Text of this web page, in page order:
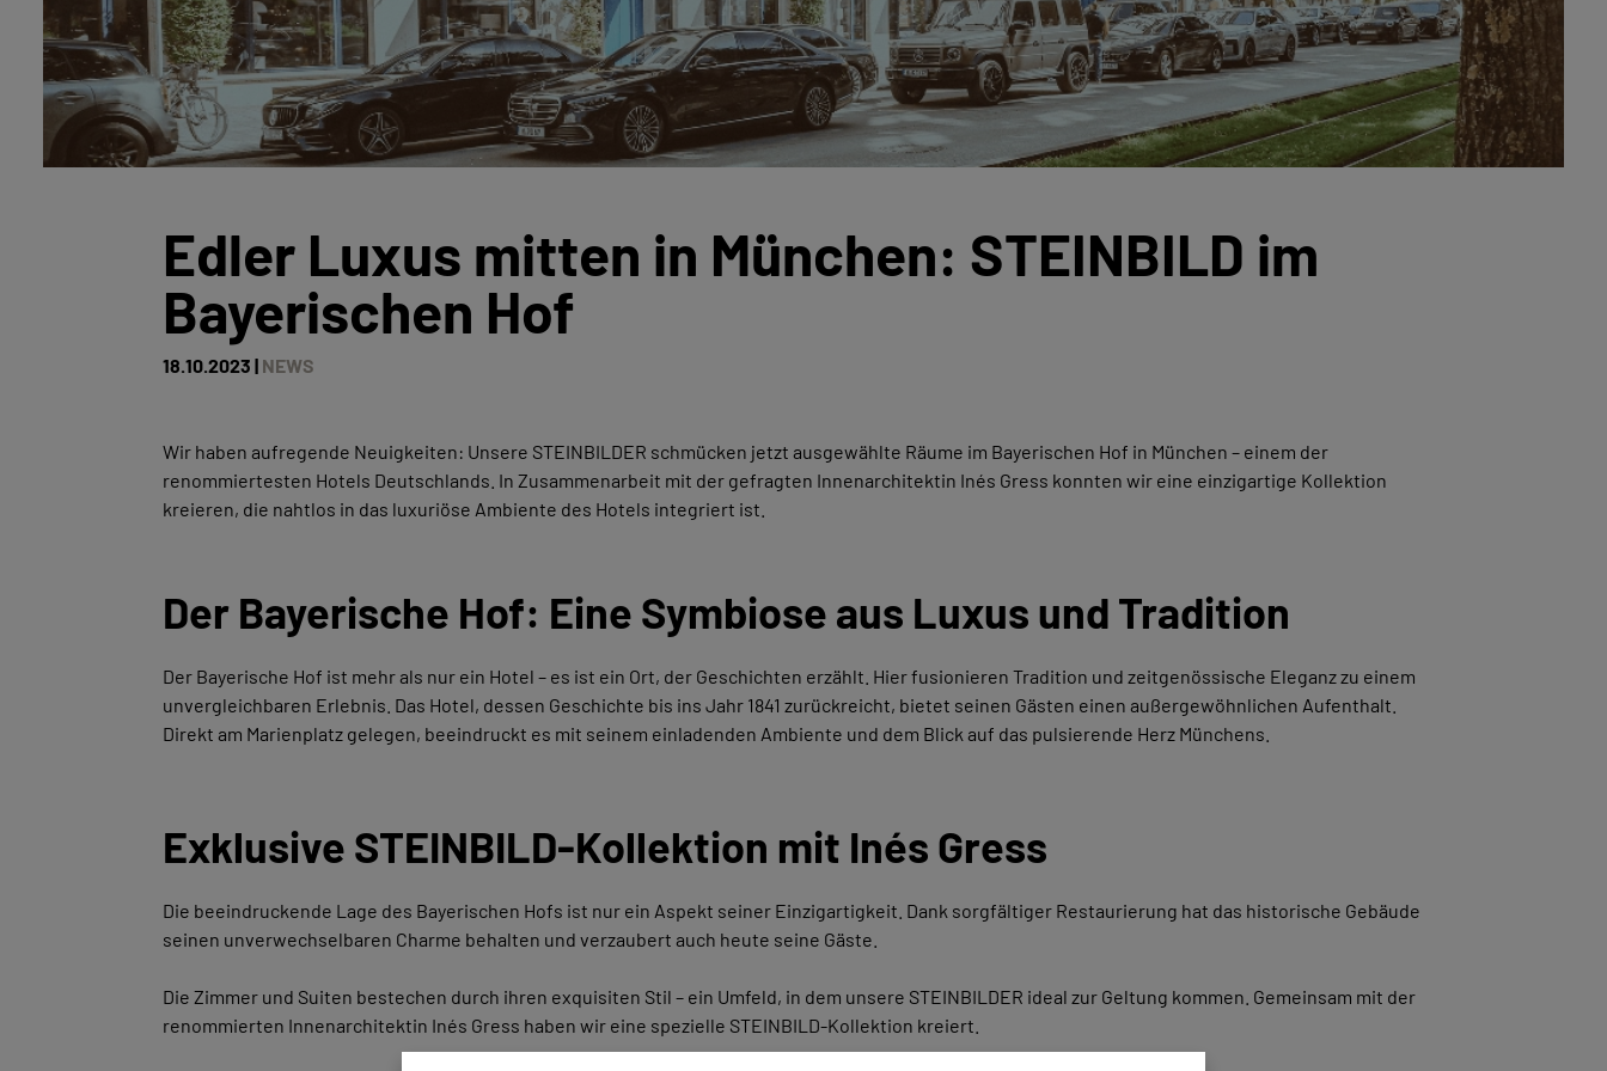
LIVING & INTERIOR
Edler Luxus mitten in München: STEINBILD im
Bayerischen Hof
18.10.2023 | NEWS
Wir haben aufregende Neuigkeiten: Unsere STEINBILDER schmücken jetzt ausgewählte Räume im Bayerischen Hof in München – einem der
renommiertesten Hotels Deutschlands. In Zusammenarbeit mit der gefragten Innenarchitektin Inés Gress konnten wir eine einzigartige Kollektion
kreieren, die nahtlos in das luxuriöse Ambiente des Hotels integriert ist.
Der Bayerische Hof: Eine Symbiose aus Luxus und Tradition
Der Bayerische Hof ist mehr als nur ein Hotel – es ist ein Ort, der Geschichten erzählt. Hier fusionieren Tradition und zeitgenössische Eleganz zu einem
unvergleichbaren Erlebnis. Das Hotel, dessen Geschichte bis ins Jahr 1841 zurückreicht, bietet seinen Gästen einen außergewöhnlichen Aufenthalt.
Direkt am Marienplatz gelegen, beeindruckt es mit seinem einladenden Ambiente und dem Blick auf das pulsierende Herz Münchens.
Exklusive STEINBILD-Kollektion mit Inés Gress
Die beeindruckende Lage des Bayerischen Hofs ist nur ein Aspekt seiner Einzigartigkeit. Dank sorgfältiger Restaurierung hat das historische Gebäude
seinen unverwechselbaren Charme behalten und verzaubert auch heute seine Gäste.
Die Zimmer und Suiten bestechen durch ihren exquisiten Stil – ein Umfeld, in dem unsere STEINBILDER ideal zur Geltung kommen. Gemeinsam mit der
renommierten Innenarchitektin Inés Gress haben wir eine spezielle STEINBILD-Kollektion kreiert.